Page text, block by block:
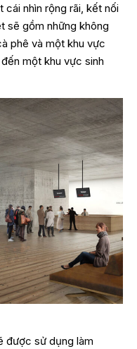
nhìn rộng rãi, kết nối
sẽ gồm những không
phê và một khu vực
một khu vực sinh
được sử dụng làm